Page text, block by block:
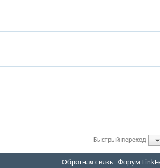
Быстрый переход
Обратная связь Форум